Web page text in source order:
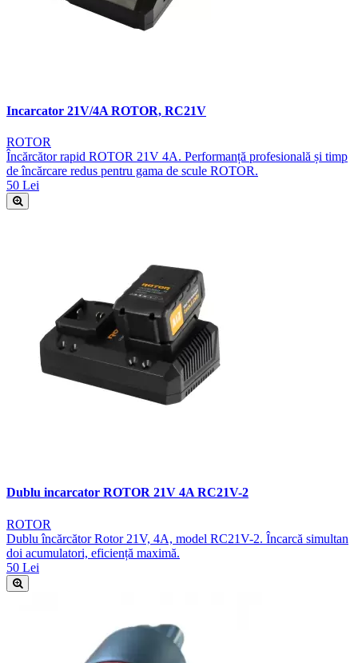
Incarcator 21V/4A ROTOR, RC21V
ROTOR
Încărcător rapid ROTOR 21V 4A. Performanță profesională și timp
de încărcare redus pentru gama de scule ROTOR.
50 Lei
Dublu incarcator ROTOR 21V 4A RC21V-2
ROTOR
Dublu încărcător Rotor 21V, 4A, model RC21V-2. Încarcă simultan
doi acumulatori, eficiență maximă.
50 Lei